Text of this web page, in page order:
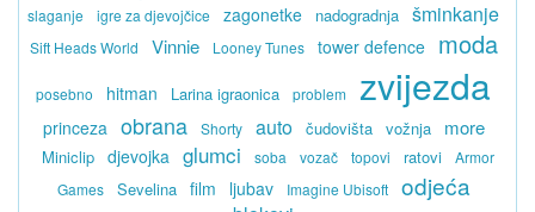
slaganje igre za djevojčice zagonetke nadogradnja šminkanje
Sift Heads World Vinnie Looney Tunes tower defence moda
posebno hitman Larina igraonica problem zvijezda
princeza obrana Shorty auto čudovišta vožnja more
Miniclip djevojka glumci soba vozač topovi ratovi
Armor
Games
Sevelina film ljubav Imagine Ubisoft odjeća